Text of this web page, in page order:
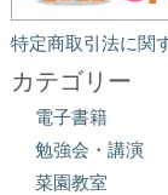
特定商取引法に関
カテゴリー
電子書籍
勉強会・講演
菜園教室